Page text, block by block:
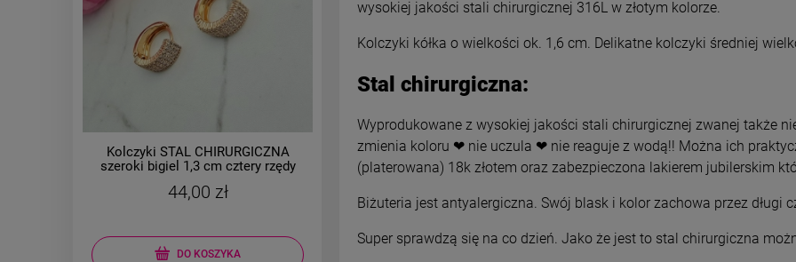
Kolczyki STAL CHIRURGICZNA
szeroki bigiel 1,3 cm cztery rzędy
44,00 zł
DO KOSZYKA
Kolczyki STAL CHIRURGICZNA sam
bigiel szerszy klasyk 1 cm jasne
złoto
Kolczyki STAL CHIRURGICZNA
bigiel szerszy dół 1,5 cm
wysokiej jakości stali chirurgicznej 316L w złotym kolorze.
Kolczyki kółka o wielkości ok. 1,6 cm. Delikatne kolczyki średniej
Stal chirurgiczna:
Wyprodukowane z wysokiej jakości stali chirurgicznej zwanej także
zmienia koloru ❤ nie uczula ❤ nie reaguje z wodą!! Można ich
(platerowana) 18k złotem oraz zabezpieczona lakierem jubilerskim
Biżuteria jest antyalergiczna. Swój blask i kolor zachowa przez długi
Super sprawdzą się na co dzień. Jako że jest to stal chirurgiczna